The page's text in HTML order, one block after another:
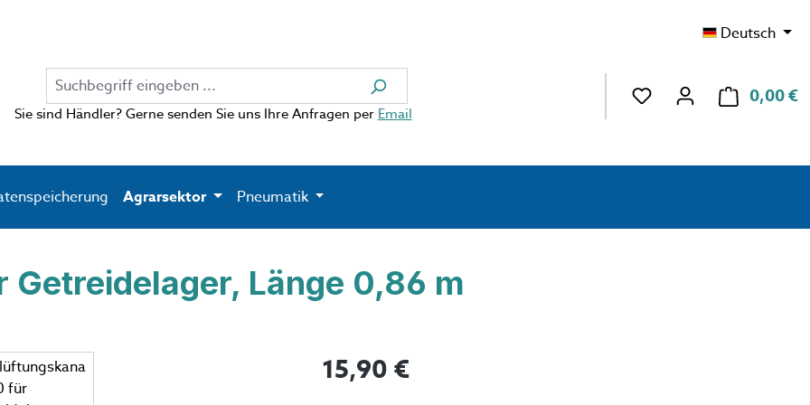
Deutsch
Sie sind Händler? Gerne senden Sie uns Ihre Anfragen per Email
Du hast 0 Produkte
0,00 €
Agrarsektor
Pneumatik
Länge 0,86 m
Regulärer Preis:
15,90 €